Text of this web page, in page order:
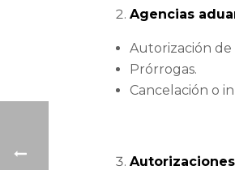
Agencias
Autorización de
Prórrogas.
Cancelación o